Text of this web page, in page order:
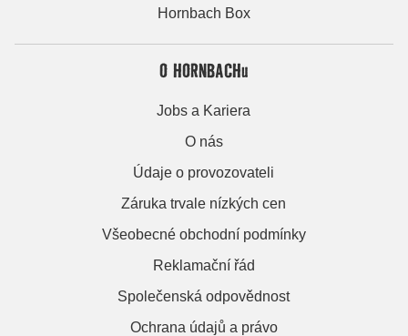
Hornbach Box
O HORNBACHu
Jobs a Kariera
O nás
Údaje o provozovateli
Záruka trvale nízkých cen
Všeobecné obchodní podmínky
Reklamační řád
Společenská odpovědnost
Ochrana údajů a právo